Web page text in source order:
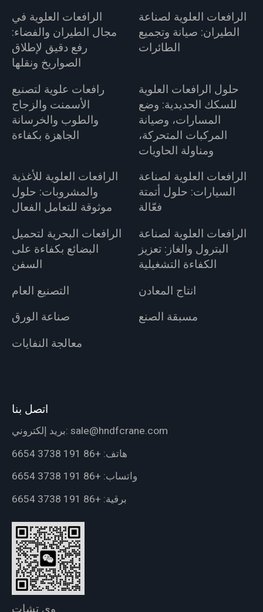
الرافعات العلوية في
مجال الطيران والفضاء:
رفع دقيق لإطلاق
الصواريخ ونقلها
الرافعات العلوية لصناعة
الطيران: صيانة وتجميع
الطائرات
رافعات علوية لتصنيع
الأسمنت والزجاج
والطوب والخرسانة
الجاهزة بكفاءة
حلول الرافعات العلوية
للسكك الحديدية: وضع
المسارات، وصيانة
المركبات المتحركة،
ومناولة الحاويات
الرافعات العلوية للأغذية
والمشروبات: حلول
موثوقة للتعامل الفعال
الرافعات العلوية لصناعة
السيارات: حلول أتمتة
فعّالة
الرافعات البحرية لتحميل
البضائع بكفاءة على
السفن
الرافعات العلوية لصناعة
البترول والغاز: تعزيز
الكفاءة التشغيلية
التصنيع العام
انتاج المعادن
صناعة الورق
مسبقة الصنع
معالجة النفايات
اتصل بنا
بريد إلكتروني: sale@hndfcrane.com
هاتف: +86 191 3738 6654
واتساب: +86 191 3738 6654
برقية: +86 191 3738 6654